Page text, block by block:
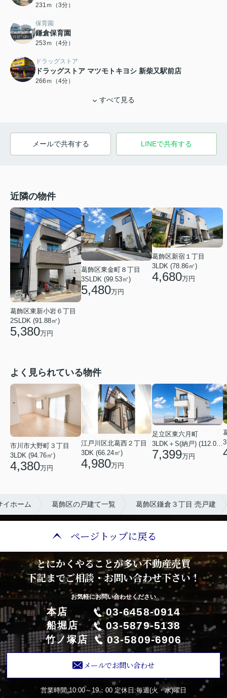
231ｍ（3分）
保育園
鎌倉保育園
253ｍ（4分）
ドラッグストア
ドラッグストア マツモトキヨシ 新柴又駅前店
266ｍ（4分）
すべて見る
メールで共有する LINEで共有する
近隣の物件
葛飾区東新小岩６丁目
2SLDK (91.88㎡)
5,380万円
葛飾区東金町８丁目
3SLDK (99.53㎡)
5,480万円
葛飾区新宿１丁目
3LDK (78.86㎡)
4,680万円
よく見られている物件
市川市大野町３丁目
3LDK (94.76㎡)
4,380万円
江戸川区北葛西２丁目
3DK (66.24㎡)
4,980万円
足立区東六月町
3LDK＋S(納戸) (112.07㎡)
7,399万円
イホーム 葛飾区の戸建て一覧 葛飾区鎌倉３丁目 売戸建
ページトップに戻る
とにかくやることが多い不動産売買
下記までご相談・お問い合わせ下さい！
お気軽にお問い合わせください
本店 03-6458-0914
船堀店 03-5879-5138
竹ノ塚店 03-5809-6906
メールでお問い合わせ
営業時間:10:00～19：00 定休日:毎週(火・水)曜日